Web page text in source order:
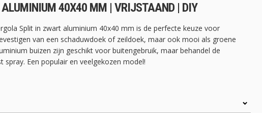
ALUMINIUM 40X40 MM | VRIJSTAAND | DIY
Split in zwart aluminium 40x40 mm is de perfecte keuze voor
van een schaduwdoek of zeildoek, maar ook mooi als groene
buizen zijn geschikt voor buitengebruik, maar behandel de
Een populair en veelgekozen model!